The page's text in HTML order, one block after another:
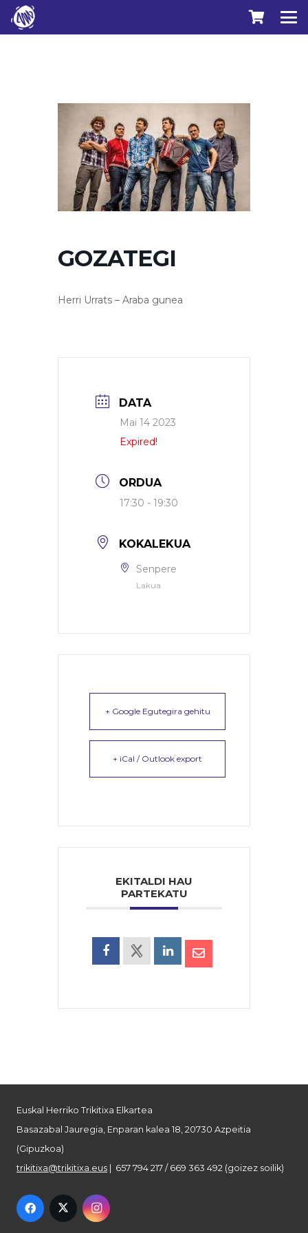
GOZATEGI
Herri Urrats – Araba gunea
DATA
Mai 14 2023
Expired!
ORDUA
17:30 - 19:30
KOKALEKUA
Senpere
Lakua
+ Google Egutegira gehitu
+ iCal / Outlook export
EKITALDI HAU
PARTEKATU
Euskal Herriko Trikitixa Elkartea
Basazabal Jauregia, Enparan kalea 18, 20730 Azpeitia
(Gipuzkoa)
trikitixa@trikitixa.eus | 657 794 217 / 669 363 492 (goizez soilik)